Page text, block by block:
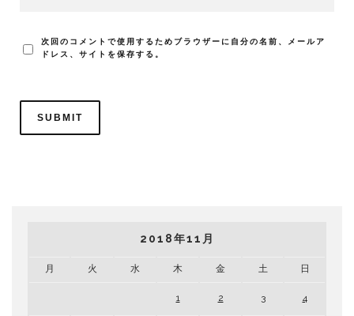
次回のコメントで使用するためブラウザーに自分の名前、メールア
ドレス、サイトを保存する。
2018年11月
月 火 水 木 金 土 日
1 2 3 4